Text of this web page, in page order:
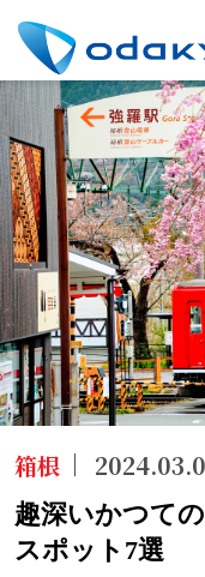
箱根
趣深いかつて
スポット7選